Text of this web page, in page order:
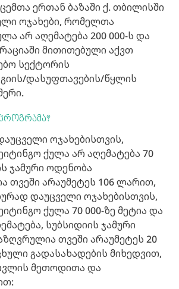
ერთან ბაზაში ქ. თბილისში
ოჯახები, რომელთა
არ აღემატება 200 000-ს და
მითითებული აქვთ
სექტორის
დასუფთავების/წყლის
ოჯახებისთვის,
ქულა არ აღემატება 70
ჯამური ოდენობა
თვეში არაუმეტეს 106 ლარით,
დაუცველი ოჯახებისთვის,
ქულა 70 000-ზე მეტია და
სუბსიდიის ჯამური
თვეში არაუმეტეს 20
გადასახადების მიხედვით,
მეთოდითა და